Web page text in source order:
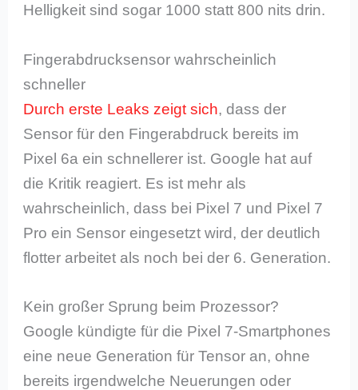
Helligkeit sind sogar 1000 statt 800 nits drin.
Fingerabdrucksensor wahrscheinlich
schneller
Durch erste Leaks zeigt sich, dass der
Sensor für den Fingerabdruck bereits im
Pixel 6a ein schnellerer ist. Google hat auf
die Kritik reagiert. Es ist mehr als
wahrscheinlich, dass bei Pixel 7 und Pixel 7
Pro ein Sensor eingesetzt wird, der deutlich
flotter arbeitet als noch bei der 6. Generation.
Kein großer Sprung beim Prozessor?
Google kündigte für die Pixel 7-Smartphones
eine neue Generation für Tensor an, ohne
bereits irgendwelche Neuerungen oder